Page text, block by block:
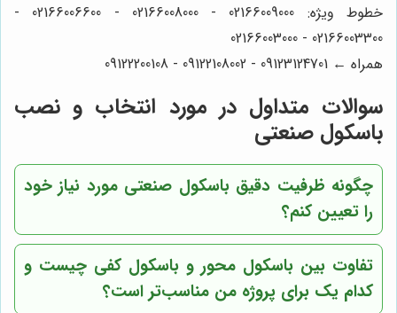
خطوط ویژه: 02166009000 - 02166008000 - 02166006600 -
02166003300 - 02166003000
همراه ← 09123124701 - 09122108002 - 09122200108
سوالات متداول در مورد انتخاب و نصب
باسکول صنعتی
چگونه ظرفیت دقیق باسکول صنعتی مورد نیاز خود
را تعیین کنم؟
تفاوت بین باسکول محور و باسکول کفی چیست و
کدام یک برای پروژه من مناسب‌تر است؟